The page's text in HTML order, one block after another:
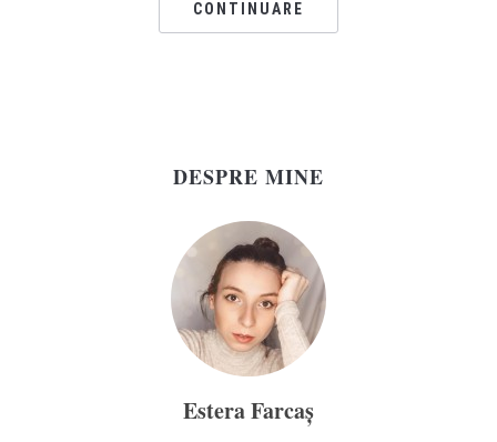
CONTINUARE
DESPRE MINE
Estera Farcaș